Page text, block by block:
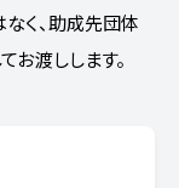
く、助成先団体
お渡しします。